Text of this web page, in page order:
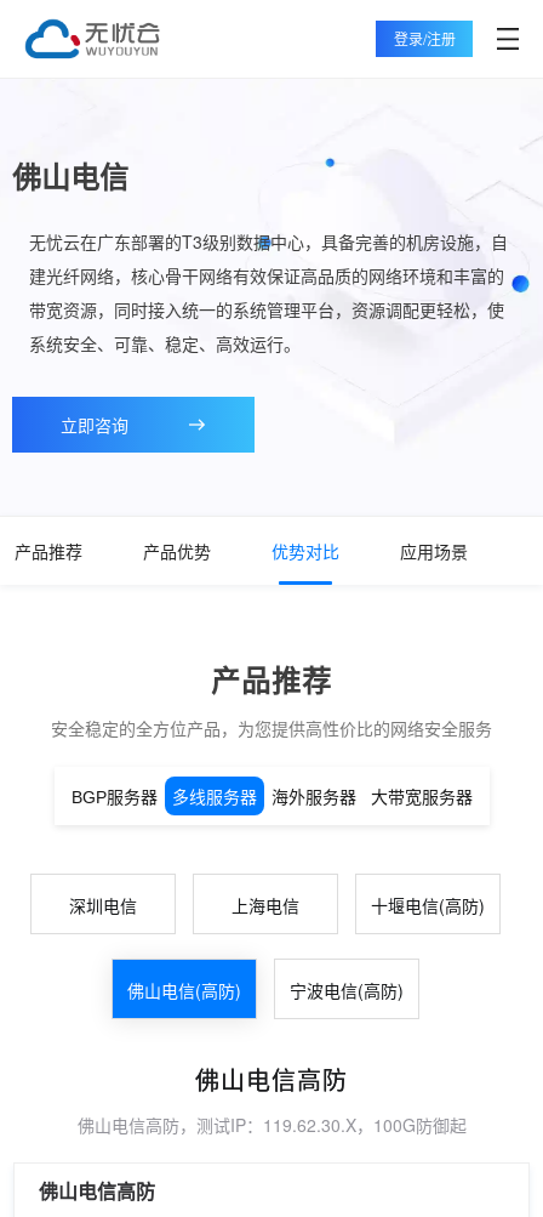
登录/注册
佛山电信
无忧云在广东部署的T3级别数据中心，具备完善的机房设施，自
建光纤网络，核心骨干网络有效保证高品质的网络环境和丰富的
带宽资源，同时接入统一的系统管理平台，资源调配更轻松，使
系统安全、可靠、稳定、高效运行。
立即咨询
产品推荐 产品优势 优势对比 应用场景
产品推荐
安全稳定的全方位产品，为您提供高性价比的网络安全服务
BGP服务器 多线服务器 海外服务器 大带宽服务器
深圳电信 上海电信 十堰电信(高防)
佛山电信(高防) 宁波电信(高防)
佛山电信高防
佛山电信高防，测试IP：119.62.30.X，100G防御起
佛山电信高防